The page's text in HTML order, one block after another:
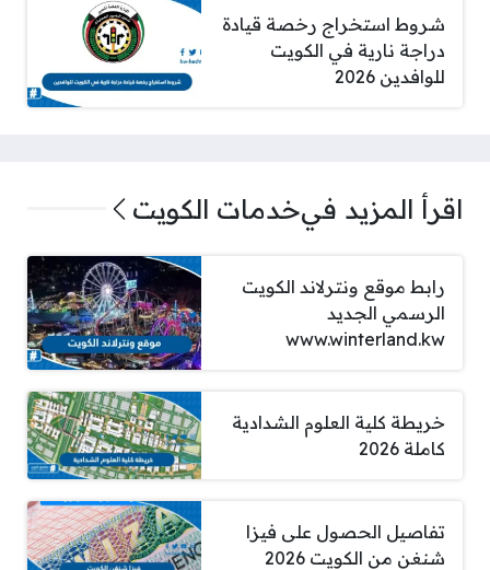
شروط استخراج رخصة قيادة
دراجة نارية في الكويت
للوافدين 2026
اقرأ المزيد فيخدمات الكويت
رابط موقع ونترلاند الكويت
الرسمي الجديد
www.winterland.kw
خريطة كلية العلوم الشدادية
كاملة 2026
تفاصيل الحصول على فيزا
شنغن من الكويت 2026